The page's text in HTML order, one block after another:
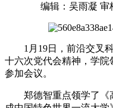
编辑：吴雨凝 审
1月19日，前沿交叉
十六次党代会精神，学
参加会议。
郑德智重点领学了《